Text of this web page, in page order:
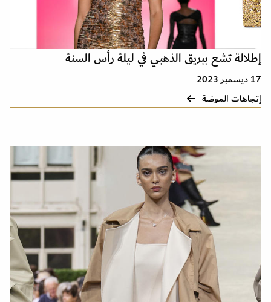
إطلالة تشع ببريق الذهبي في ليلة رأس السنة
17 ديسمبر 2023
إتجاهات الموضة